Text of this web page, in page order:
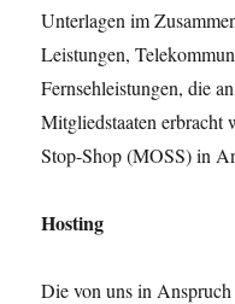
Unterlagen im
Leistungen,
Fernsehleistungen, die
Mitgliedstaaten
Stop-Shop (MOSS) in
Hosting
Die von uns in